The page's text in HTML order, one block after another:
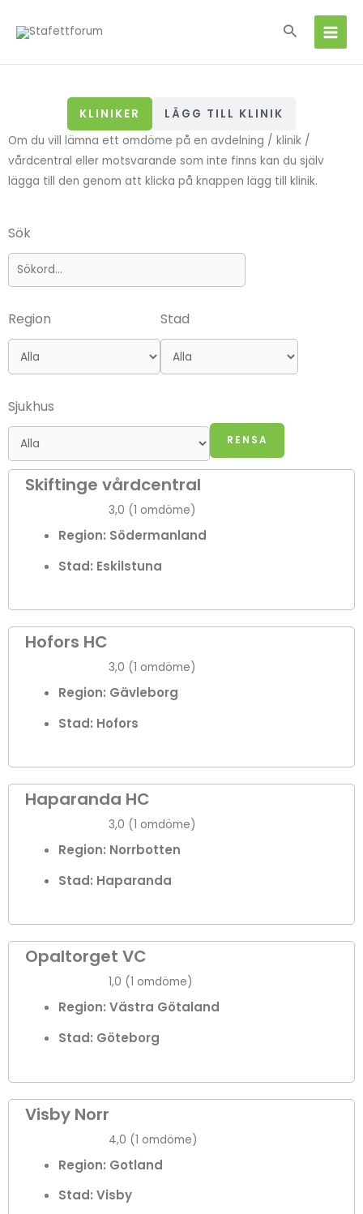
Sök
KLINIKER
LÄGG TILL KLINIK
Om du vill lämna ett omdöme på en avdelning / klinik /
vårdcentral eller motsvarande som inte finns kan du själv
lägga till den genom att klicka på knappen lägg till klinik.
Sök
Region Stad
Sjukhus
Region: Södermanland
Stad: Eskilstuna
Skiftinge vårdcentral
3,0 (1 omdöme)
Region: Gävleborg
Stad: Hofors
Hofors HC
3,0 (1 omdöme)
Region: Norrbotten
Stad: Haparanda
Haparanda HC
3,0 (1 omdöme)
Region: Västra Götaland
Stad: Göteborg
Opaltorget VC
1,0 (1 omdöme)
Region: Gotland
Stad:Visby
Visby Norr
4,0 (1 omdöme)
S
a
S
a
S
a
S
d
a